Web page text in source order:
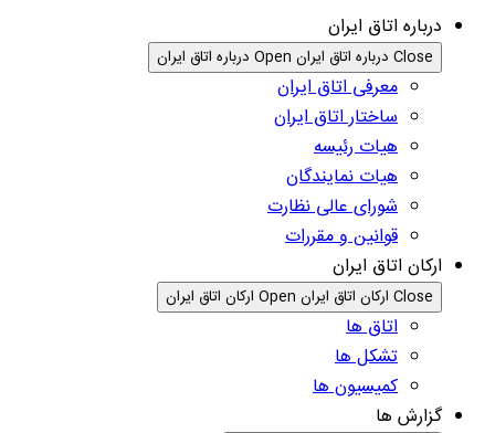
درباره اتاق ایران
Close درباره اتاق ایران Open درباره اتاق ایران
معرفی اتاق ایران
ساختار اتاق ایران
هیات رئیسه
هیات نمایندگان
شورای عالی نظارت
قوانین و مقررات
ارکان اتاق ایران
Close ارکان اتاق ایران Open ارکان اتاق ایران
اتاق ها
تشکل ها
کمیسیون ها
گزارش ها